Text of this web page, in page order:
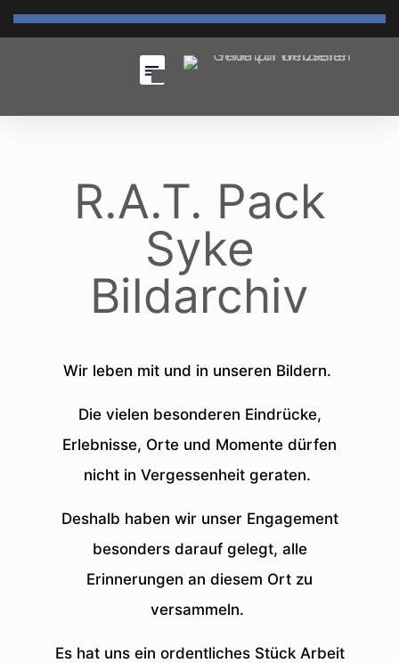
R.A.T. Pack
Syke
Bildarchiv
Wir leben mit und in unseren Bildern.
Die vielen besonderen Eindrücke,
Erlebnisse, Orte und Momente dürfen
nicht in Vergessenheit geraten.
Deshalb haben wir unser Engagement
besonders darauf gelegt, alle
Erinnerungen an diesem Ort zu
versammeln.
Es hat uns ein ordentliches Stück Arbeit